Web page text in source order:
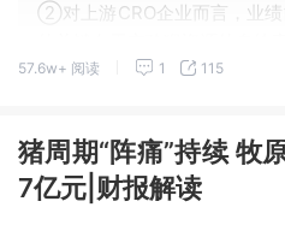
②对上游CRO企业而言，业绩
③行业专家认为，今年下半年
57.6w+ 阅读 1 115
猪周期“阵痛”持续 牧
7亿元|财报解读